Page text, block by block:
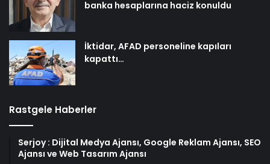
banka hesaplarına haciz konuldu
İktidar, AFAD personeline kapıları
kapattı…
Rastgele Haberler
Serjoy : Dijital Medya Ajansı, Google Reklam Ajansı, SEO
Ajansı ve Web Tasarım Ajansı